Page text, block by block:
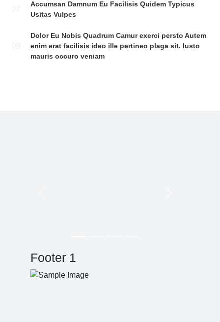
Accumsan Damnum Eu Facilisis Quidem Typicus
Usitas Vulpes
Dolor Eu Nobis Quadrum Camur exerci persto Autem
enim erat facilisis ideo ille pertineo plaga sit. Iusto
mauris occuro veniam
Footer 1